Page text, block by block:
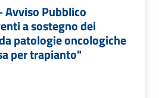
Avviso Pubblico
a sostegno dei
patologie oncologiche
per trapianto"